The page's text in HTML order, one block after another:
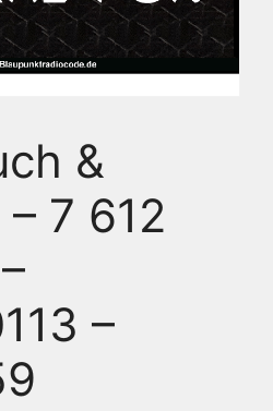
&
7 612
–